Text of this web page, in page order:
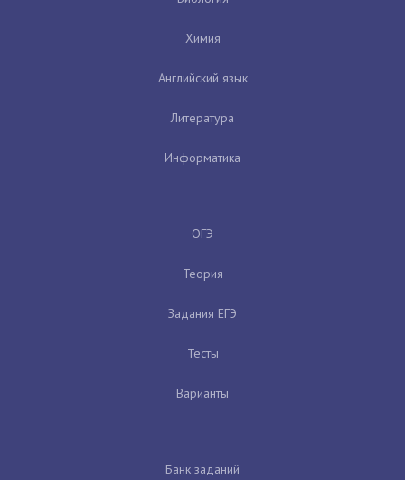
Химия
Английский язык
Литература
Информатика
ОГЭ
Теория
Задания ЕГЭ
Тесты
Варианты
Банк заданий